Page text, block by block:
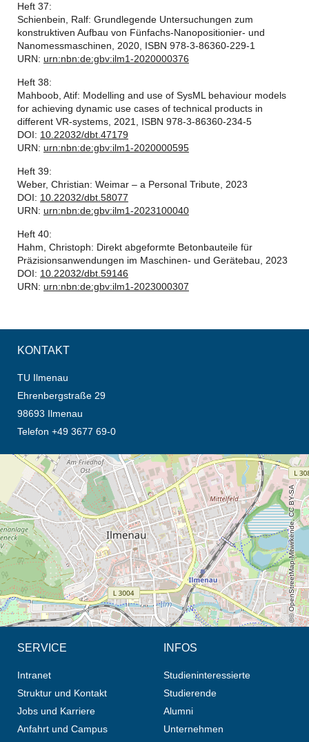
Heft 37:
Schienbein, Ralf: Grundlegende Untersuchungen zum
konstruktiven Aufbau von Fünfachs-Nanopositionier- und
Nanomessmaschinen, 2020, ISBN 978-3-86360-229-1
URN: urn:nbn:de:gbv:ilm1-2020000376
Heft 38:
Mahboob, Atif: Modelling and use of SysML behaviour models
for achieving dynamic use cases of technical products in
different VR-systems, 2021, ISBN 978-3-86360-234-5
DOI: 10.22032/dbt.47179
URN: urn:nbn:de:gbv:ilm1-2020000595
Heft 39:
Weber, Christian: Weimar – a Personal Tribute, 2023
DOI: 10.22032/dbt.58077
URN: urn:nbn:de:gbv:ilm1-2023100040
Heft 40:
Hahm, Christoph: Direkt abgeformte Betonbauteile für
Präzisionsanwendungen im Maschinen- und Gerätebau, 2023
DOI: 10.22032/dbt.59146
URN: urn:nbn:de:gbv:ilm1-2023000307
KONTAKT
TU Ilmenau
Ehrenbergstraße 29
98693 Ilmenau
Telefon +49 3677 69-0
Öffnet die Anfahrtsbeschreibung in neuem Tab (Karte)
© OpenStreetMap-Mitwirkende, CC BY-SA
SERVICE
Intranet
Struktur und Kontakt
Jobs und Karriere
Anfahrt und Campus
INFOS
Studieninteressierte
Studierende
Alumni
Unternehmen